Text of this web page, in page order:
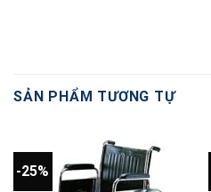
SẢN PHẨM TƯƠNG TỰ
-25%